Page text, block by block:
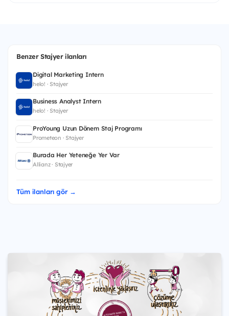
Benzer Stajyer ilanları
Digital Marketing Intern
helo! · Stajyer
Business Analyst Intern
helo! · Stajyer
ProYoung Uzun Dönem Staj Programı
Prometeon · Stajyer
Burada Her Yeteneğe Yer Var
Allianz · Stajyer
Tüm ilanları gör →